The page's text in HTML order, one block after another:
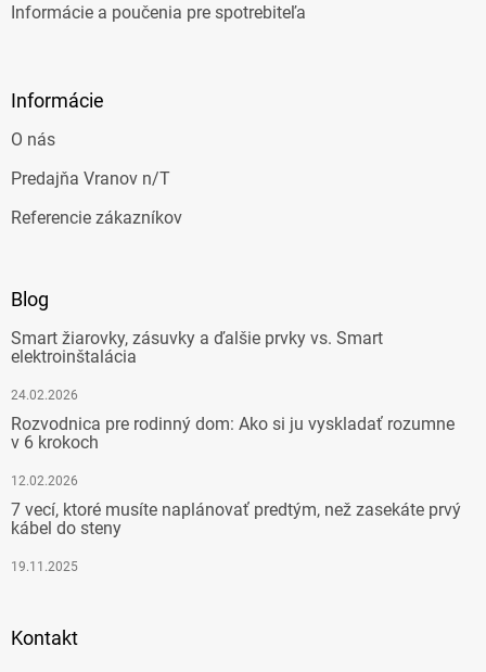
Informácie a poučenia pre spotrebiteľa
Informácie
O nás
Predajňa Vranov n/T
Referencie zákazníkov
Blog
Smart žiarovky, zásuvky a ďalšie prvky vs. Smart
elektroinštalácia
24.02.2026
Rozvodnica pre rodinný dom: Ako si ju vyskladať rozumne
v 6 krokoch
12.02.2026
7 vecí, ktoré musíte naplánovať predtým, než zasekáte prvý
kábel do steny
19.11.2025
Kontakt